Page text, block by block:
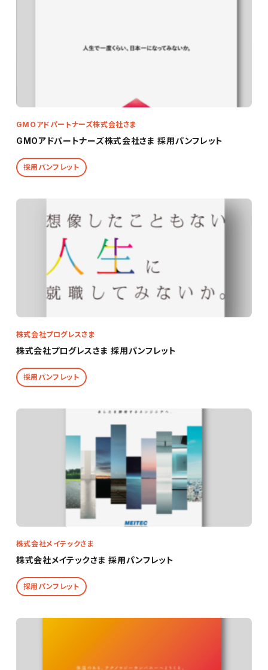
GMOアドパートナーズ株式会社さま
GMOアドパートナーズ株式会社さま 採用パンフレット
採用パンフレット
株式会社プログレスさま
株式会社プログレスさま 採用パンフレット
採用パンフレット
株式会社メイテックさま
株式会社メイテックさま 採用パンフレット
採用パンフレット